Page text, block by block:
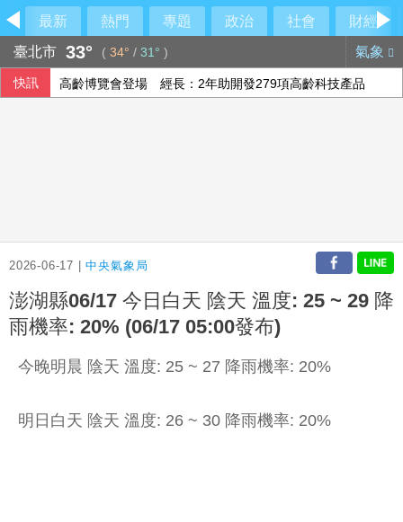
最新 熱門 專題 政治 社會
財經
臺北市 33° ( 34° / 31° ) 氣象
快訊 高齡博覽會登場 經長：2年助開發279項高齡科技產品
2026-06-17 |中央氣象局
澎湖縣06/17 今日白天 陰天 溫度: 25 ~ 29 降
雨機率: 20% (06/17 05:00發布)
今晚明晨 陰天 溫度: 25 ~ 27 降雨機率: 20%
明日白天 陰天 溫度: 26 ~ 30 降雨機率: 20%